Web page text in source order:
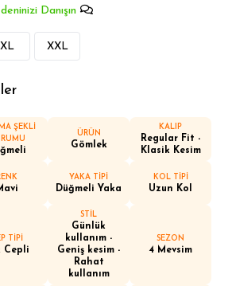
Danışın
XL XXL
ŞEKLİ
ÜRÜN
Gömlek
KALIP
Regular Fit -
Klasik Kesim
YAKA TİPİ
Düğmeli Yaka
KOL TİPİ
Uzun Kol
TİPİ
Cepli
STİL
Günlük
kullanım -
Geniş kesim -
Rahat
kullanım
SEZON
4 Mevsim